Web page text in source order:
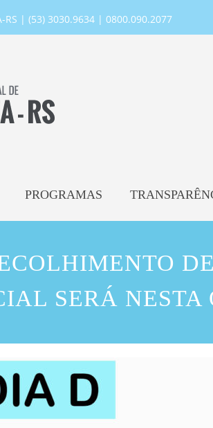
RS | (53) 3030.9634 | 0800.090.2077
PROGRAMAS
SERÁ